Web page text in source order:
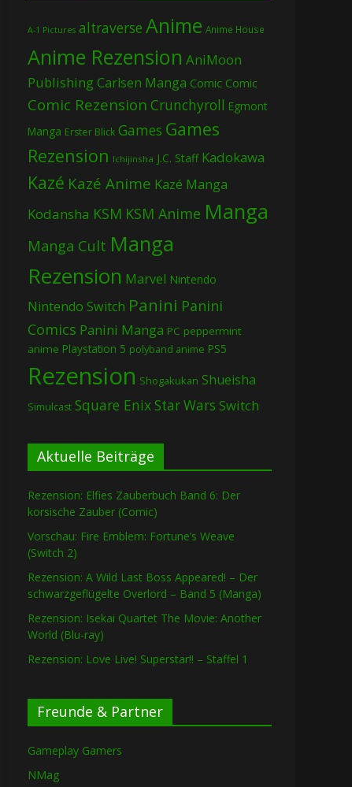
A-1 Pictures altraverse Anime Anime House
Anime Rezension AniMoon
PublishingCarlsen Manga Comic Comic
Comic Rezension Crunchyroll Egmont
Manga Erster Blick Games Games
Rezension Ichijinsha J.C. Staff Kadokawa
Kazé Kazé Anime Kazé Manga
Kodansha KSM KSM Anime Manga
Manga Cult Manga
Rezension Marvel Nintendo
Nintendo Switch Panini Panini
Comics Panini Manga PC peppermint
anime Playstation 5 polyband anime PS5
Rezension Shogakukan Shueisha
Simulcast Square EnixStar Wars Switch
Aktuelle Beiträge
Rezension: Elfies Zauberbuch Band 6: Der
korsische Zauber (Comic)
Vorschau: Fire Emblem: Fortune’s Weave
(Switch 2)
Rezension: A Wild Last Boss Appeared! – Der
schwarzgeflügelte Overlord – Band 5 (Manga)
Rezension: Isekai Quartet The Movie: Another
World (Blu-ray)
Rezension: Love Live! Superstar!! – Staffel 1
Freunde & Partner
Gameplay Gamers
NMag